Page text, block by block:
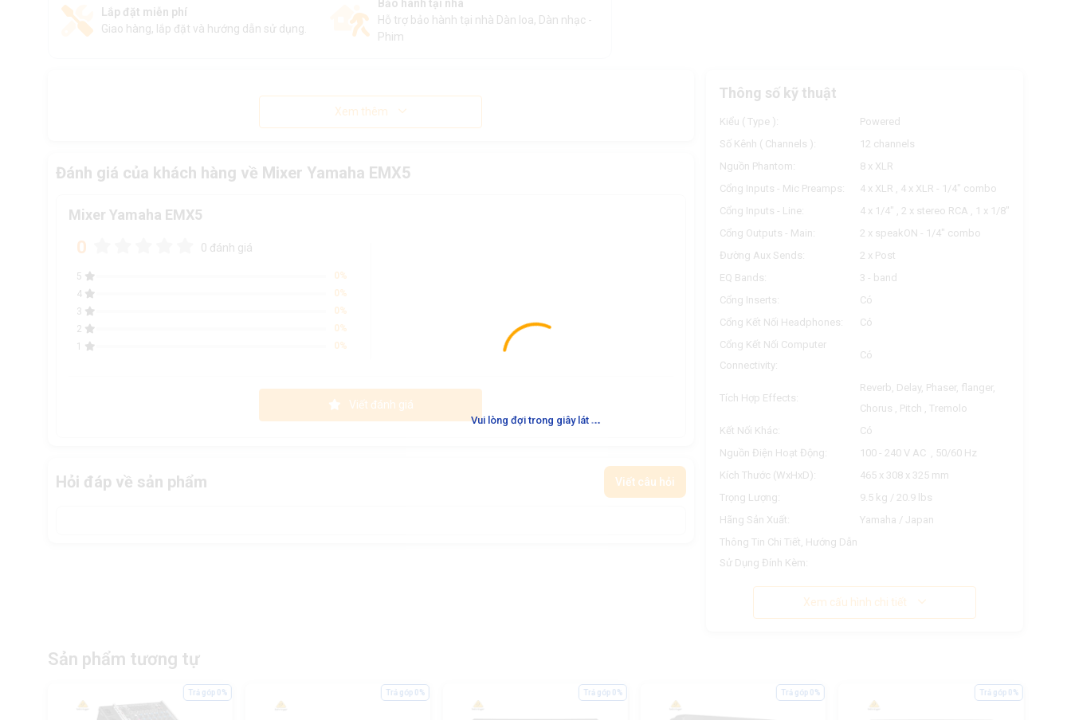
Vui lòng đợi trong giây lát ...
Lắp đặt miễn phí
Giao hàng, lắp đặt và hướng dẫn sử dụng.
Bảo hành tại nhà
Hỗ trợ bảo hành tại nhà Dàn loa, Dàn nhạc -
Phim
Xem thêm
Đánh giá của khách hàng về Mixer Yamaha EMX5
Mixer Yamaha EMX5
0 0 đánh giá
5
0%
4
0%
3
0%
2
0%
1
0%
Viết đánh giá
Hỏi đáp về sản phẩm Viết câu hỏi
Thông số kỹ thuật
Kiểu ( Type ):
Powered
Số Kênh ( Channels ):
12 channels
Nguồn Phantom:
8 x XLR
Cổng Inputs - Mic Preamps:
4 x XLR , 4 x XLR - 1/4" combo
Cổng Inputs - Line:
4 x 1/4" , 2 x stereo RCA , 1 x 1/8"
Cổng Outputs - Main:
2 x speakON - 1/4" combo
Đường Aux Sends:
2 x Post
EQ Bands:
3 - band
Cổng Inserts:
Có
Cổng Kết Nối Headphones:
Có
Cổng Kết Nối Computer
Connectivity:
Có
Tích Hợp Effects:
Reverb, Delay, Phaser, flanger,
Chorus , Pitch , Tremolo
Kết Nối Khác:
Có
Nguồn Điện Hoạt Động:
100 - 240 V AC , 50/60 Hz
Kích Thước (WxHxD):
465 x 308 x 325 mm
Trọng Lượng:
9.5 kg / 20.9 lbs
Hãng Sản Xuất:
Yamaha / Japan
Thông Tin Chi Tiết, Hướng Dẫn
Sử Dụng Đính Kèm:
Xem cấu hình chi tiết
Sản phẩm tương tự
Trả góp 0% Trả góp 0% Trả góp 0% Trả góp 0% Trả góp 0%